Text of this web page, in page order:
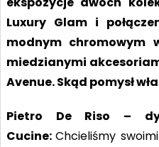
Luxury Glam i
modnym chromowym
miedzianymi
Avenue. Skąd pomysł
Pietro De Riso –
Cucine:Chcieliśmy